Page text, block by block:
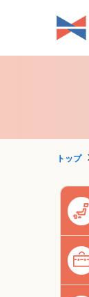
トップ